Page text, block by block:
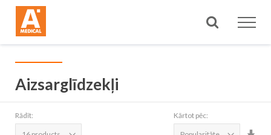
Meklēt
Aizsarglīdzekļi
Rādīt: Kārtot pēc: